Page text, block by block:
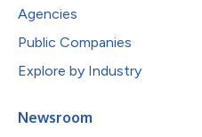
Agencies
Public Companies
Explore by Industry
Newsroom